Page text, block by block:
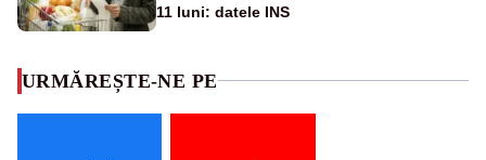
11 luni: datele INS
URMĂREȘTE-NE PE